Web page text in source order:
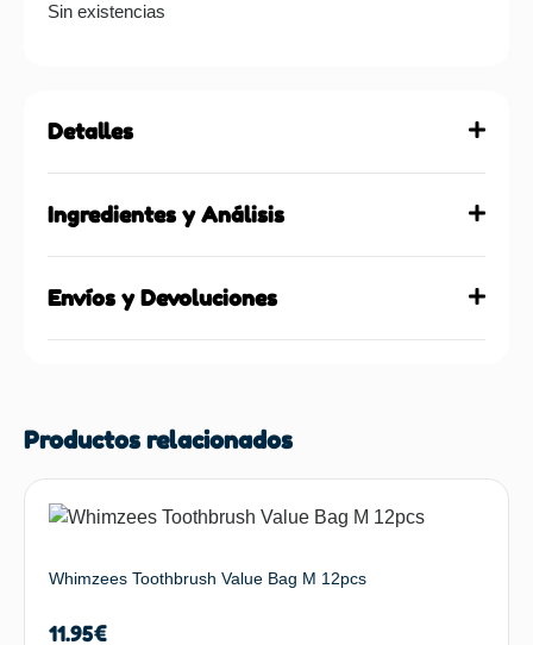
Sin existencias
Detalles
Ingredientes y Análisis
Envíos y Devoluciones
Productos relacionados
Whimzees Toothbrush Value Bag M 12pcs
11.95€